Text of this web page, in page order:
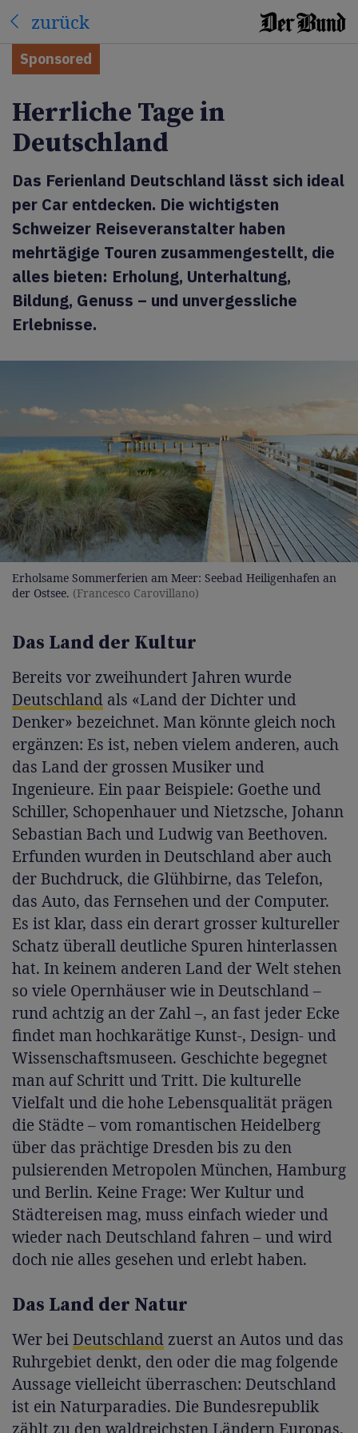
zurück
Sponsored
Herrliche Tage in
Deutschland
Das Ferienland Deutschland lässt sich ideal
per Car entdecken. Die wichtigsten
Schweizer Reiseveranstalter haben
mehrtägige Touren zusammengestellt, die
alles bieten: Erholung, Unterhaltung,
Bildung, Genuss – und unvergessliche
Erlebnisse.
Erholsame Sommerferien am Meer: Seebad Heiligenhafen an
der Ostsee. (Francesco Carovillano)
Das Land der Kultur
Bereits vor zweihundert Jahren wurde
Deutschland als «Land der Dichter und
Denker» bezeichnet. Man könnte gleich noch
ergänzen: Es ist, neben vielem anderen, auch
das Land der grossen Musiker und
Ingenieure. Ein paar Beispiele: Goethe und
Schiller, Schopenhauer und Nietzsche, Johann
Sebastian Bach und Ludwig van Beethoven.
Erfunden wurden in Deutschland aber auch
der Buchdruck, die Glühbirne, das Telefon,
das Auto, das Fernsehen und der Computer.
Es ist klar, dass ein derart grosser kultureller
Schatz überall deutliche Spuren hinterlassen
hat. In keinem anderen Land der Welt stehen
so viele Opernhäuser wie in Deutschland –
rund achtzig an der Zahl –, an fast jeder Ecke
findet man hochkarätige Kunst-, Design- und
Wissenschaftsmuseen. Geschichte begegnet
man auf Schritt und Tritt. Die kulturelle
Vielfalt und die hohe Lebensqualität prägen
die Städte – vom romantischen Heidelberg
über das prächtige Dresden bis zu den
pulsierenden Metropolen München, Hamburg
und Berlin. Keine Frage: Wer Kultur und
Städtereisen mag, muss einfach wieder und
wieder nach Deutschland fahren – und wird
doch nie alles gesehen und erlebt haben.
Das Land der Natur
Wer beiDeutschland zuerst an Autos und das
Ruhrgebiet denkt, den oder die mag folgende
Aussage vielleicht überraschen: Deutschland
ist ein Naturparadies. Die Bundesrepublik